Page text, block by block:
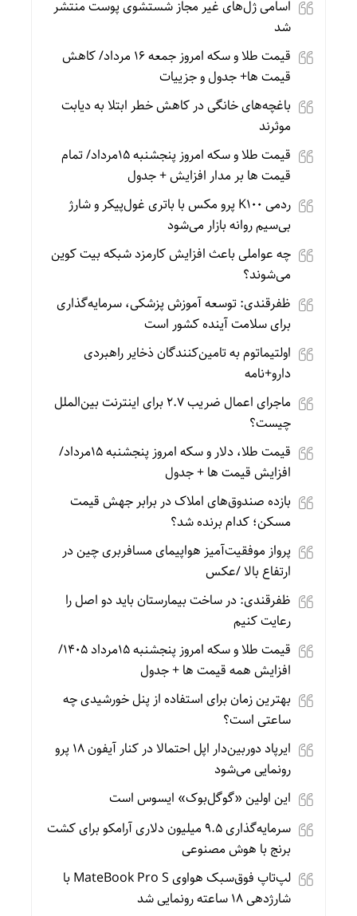
اسامی ژل‌های غیر مجاز شستشوی پوست منتشر
شد
قیمت طلا و سکه امروز جمعه ۱۶ مرداد/ کاهش
قیمت ها+ جدول و جزییات
باغچه‌های خانگی در کاهش خطر ابتلا به دیابت
موثرند
قیمت طلا و سکه امروز پنجشنبه 15مرداد/ تمام
قیمت ها بر مدار افزایش + جدول
ردمی K100 پرو مکس با باتری غول‌پیکر و شارژ
بی‌سیم روانه بازار می‌شود
چه عواملی باعث افزایش کارمزد شبکه بیت کوین
می‌شوند؟
ظفرقندی: توسعه آموزش پزشکی، سرمایه‌گذاری
برای سلامت آینده کشور است
اولتیماتوم به تامین‌کنندگان ذخایر راهبردی
دارو+نامه
ماجرای اعمال ضریب ۲.۷ برای اینترنت بین‌الملل
چیست؟
قیمت طلا، دلار و سکه امروز پنجشنبه 15مرداد/
افزایش قیمت ها + جدول
بازده صندوق‌های املاک در برابر جهش قیمت
مسکن؛ کدام برنده شد؟
پرواز موفقیت‌آمیز هواپیمای مسافربری چین در
ارتفاع بالا /عکس
ظفرقندی: در ساخت بیمارستان باید دو اصل را
رعایت کنیم
قیمت طلا و سکه امروز پنجشنبه 15مرداد 1405/
افزایش همه قیمت ها + جدول
بهترین زمان برای استفاده از پنل خورشیدی چه
ساعتی است؟
ایرپاد دوربین‌دار اپل احتمالا در کنار آیفون ۱۸ پرو
رونمایی می‌شود
این اولین «گوگل‌بوک» ایسوس است
سرمایه‌گذاری ۹.۵ میلیون دلاری آرامکو برای کشت
برنج با هوش مصنوعی
لپ‌تاپ فوق‌سبک هواوی MateBook Pro S با
شارژدهی ۱۸ ساعته رونمایی شد